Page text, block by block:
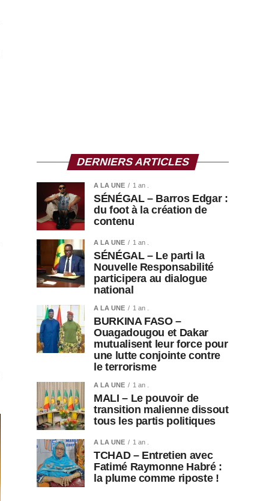
DERNIERS ARTICLES
A LA UNE 1 an .
SÉNÉGAL – Barros Edgar :
du foot à la création de
contenu
A LA UNE 1 an .
SÉNÉGAL – Le parti la
Nouvelle Responsabilité
participera au dialogue
national
A LA UNE 1 an .
BURKINA FASO –
Ouagadougou et Dakar
mutualisent leur force pour
une lutte conjointe contre
le terrorisme
A LA UNE 1 an .
MALI – Le pouvoir de
transition malienne dissout
tous les partis politiques
A LA UNE 1 an .
TCHAD – Entretien avec
Fatimé Raymonne Habré :
la plume comme riposte !